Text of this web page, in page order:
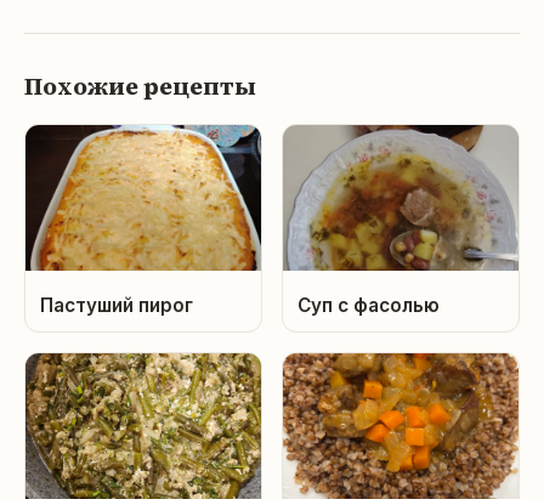
Похожие рецепты
Пастуший пирог Суп с фасолью